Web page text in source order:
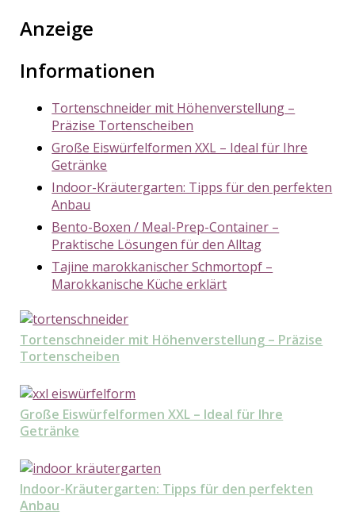
Anzeige
Informationen
Tortenschneider mit Höhenverstellung –
Präzise Tortenscheiben
Große Eiswürfelformen XXL – Ideal für Ihre
Getränke
Indoor-Kräutergarten: Tipps für den perfekten
Anbau
Bento-Boxen / Meal-Prep-Container –
Praktische Lösungen für den Alltag
Tajine marokkanischer Schmortopf –
Marokkanische Küche erklärt
Tortenschneider mit Höhenverstellung – Präzise
Tortenscheiben
Große Eiswürfelformen XXL – Ideal für Ihre
Getränke
Indoor-Kräutergarten: Tipps für den perfekten
Anbau